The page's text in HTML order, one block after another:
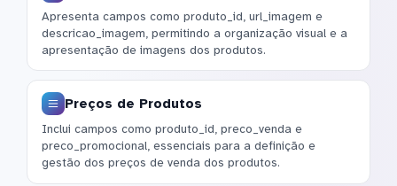
Apresenta campos como produto_id, url_imagem e
descricao_imagem, permitindo a organização visual e a
apresentação de imagens dos produtos.
Preços de Produtos
Inclui campos como produto_id, preco_venda e
preco_promocional, essenciais para a definição e
gestão dos preços de venda dos produtos.